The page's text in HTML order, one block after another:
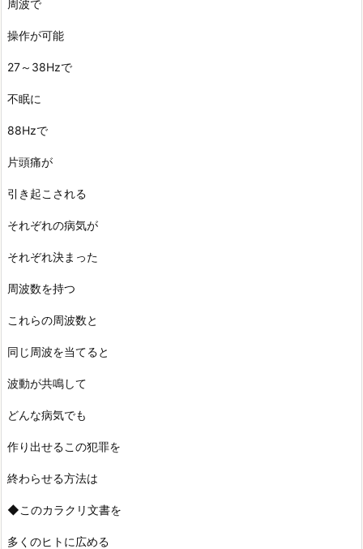
周波で
操作が可能
27～38Hzで
不眠に
88Hzで
片頭痛が
引き起こされる
それぞれの病気が
それぞれ決まった
周波数を持つ
これらの周波数と
同じ周波を当てると
波動が共鳴して
どんな病気でも
作り出せるこの犯罪を
終わらせる方法は
◆このカラクリ文書を
多くのヒトに広める